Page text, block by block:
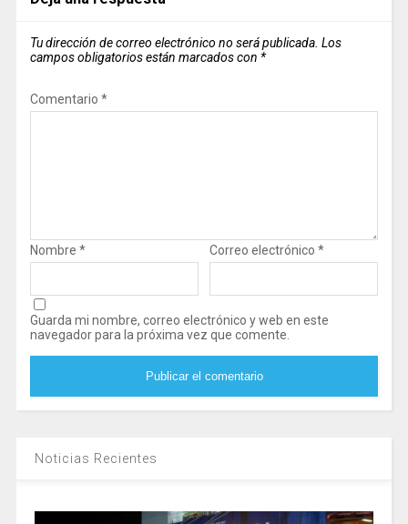
Tu dirección de correo electrónico no será publicada. Los
campos obligatorios están marcados con *
Comentario *
Nombre * Correo electrónico *
Guarda mi nombre, correo electrónico y web en este
navegador para la próxima vez que comente.
Noticias Recientes